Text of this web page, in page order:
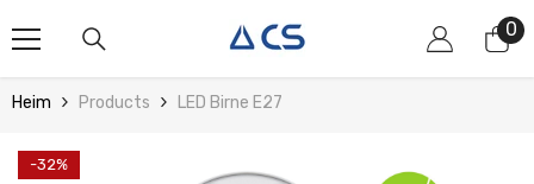
00
Heim Products LED Birne E27
-32%